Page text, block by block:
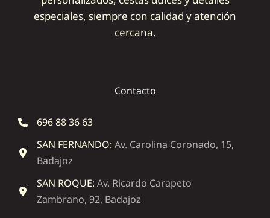
especiales, siempre con calidad y atención
cercana.
Contacto
696 88 36 63
SAN FERNANDO: Av. Carolina Coronado, 15,
Badajoz
SAN ROQUE: Av. Ricardo Carapeto
Zambrano, 92, Badajoz